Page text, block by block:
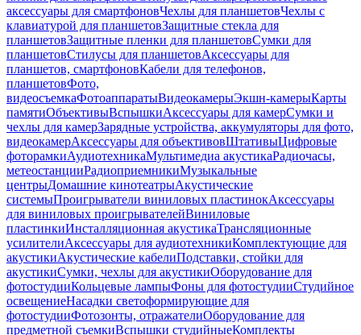
аксессуары для смартфоновЧехлы для планшетовЧехлы с
клавиатурой для планшетовЗащитные стекла для
планшетовЗащитные пленки для планшетовСумки для
планшетовСтилусы для планшетовАксессуары для
планшетов, смартфоновКабели для телефонов,
планшетовФото,
видеосъемкаФотоаппаратыВидеокамерыЭкшн-камерыКарты
памятиОбъективыВспышкиАксессуары для камерСумки и
чехлы для камерЗарядные устройства, аккумуляторы для фото,
видеокамерАксессуары для объективовШтативыЦифровые
фоторамкиАудиотехникаМультимедиа акустикаРадиочасы,
метеостанцииРадиоприемникиМузыкальные
центрыДомашние кинотеатрыАкустические
системыПроигрыватели виниловых пластинокАксессуары
для виниловых проигрывателейВиниловые
пластинкиИнсталляционная акустикаТрансляционные
усилителиАксессуары для аудиотехникиКомплектующие для
акустикиАкустические кабелиПодставки, стойки для
акустикиСумки, чехлы для акустикиОборудование для
фотостудииКольцевые лампыФоны для фотостудииСтудийное
освещениеНасадки светоформирующие для
фотостудииФотозонты, отражателиОборудование для
предметной съемкиВспышки студийныеКомплекты